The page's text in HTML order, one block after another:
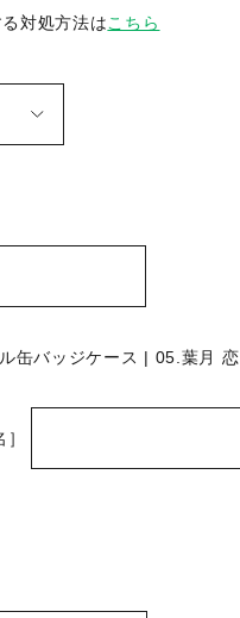
対処方法はこちら
缶バッジケース | 05.葉月 恋
］